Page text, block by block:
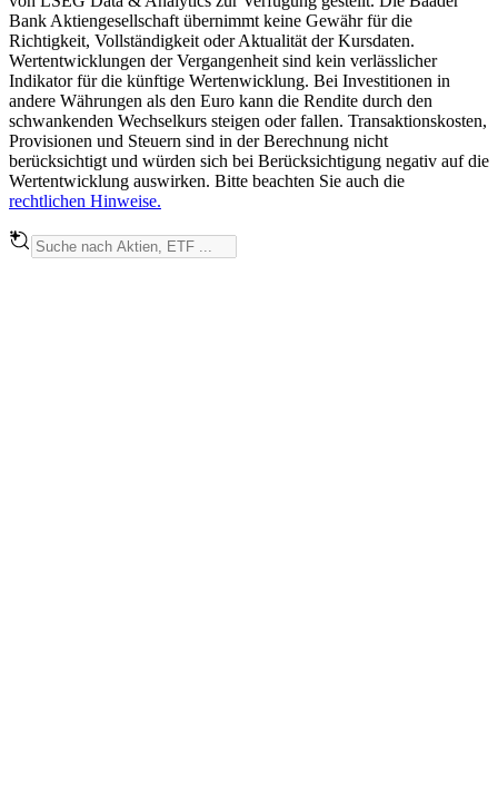
Bank Aktiengesellschaft übernimmt keine Gewähr für die
Richtigkeit, Vollständigkeit oder Aktualität der Kursdaten.
Wertentwicklungen der Vergangenheit sind kein verlässlicher
Indikator für die künftige Wertenwicklung. Bei Investitionen in
andere Währungen als den Euro kann die Rendite durch den
schwankenden Wechselkurs steigen oder fallen. Transaktionskosten,
Provisionen und Steuern sind in der Berechnung nicht
berücksichtigt und würden sich bei Berücksichtigung negativ auf die
Wertentwicklung auswirken. Bitte beachten Sie auch die
rechtlichen Hinweise.